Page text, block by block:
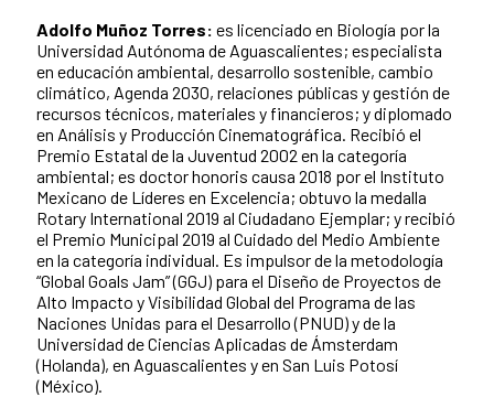
Adolfo Muñoz Torres: es licenciado en Biología por la
Universidad Autónoma de Aguascalientes; especialista
en educación ambiental, desarrollo sostenible, cambio
climático, Agenda 2030, relaciones públicas y gestión de
recursos técnicos, materiales y financieros; y diplomado
en Análisis y Producción Cinematográfica. Recibió el
Premio Estatal de la Juventud 2002 en la categoría
ambiental; es doctor honoris causa 2018 por el Instituto
Mexicano de Líderes en Excelencia; obtuvo la medalla
Rotary International 2019 al Ciudadano Ejemplar; y recibió
el Premio Municipal 2019 al Cuidado del Medio Ambiente
en la categoría individual. Es impulsor de la metodología
“Global Goals Jam” (GGJ) para el Diseño de Proyectos de
Alto Impacto y Visibilidad Global del Programa de las
Naciones Unidas para el Desarrollo (PNUD) y de la
Universidad de Ciencias Aplicadas de Ámsterdam
(Holanda), en Aguascalientes y en San Luis Potosí
(México).